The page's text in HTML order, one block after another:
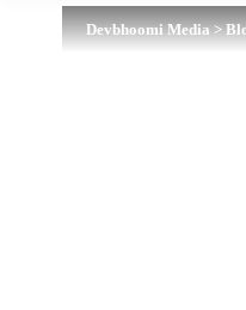
Devbhoomi Media>